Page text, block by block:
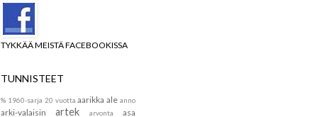
TYKKÄÄ MEISTÄ FACEBOOKISSA
TUNNISTEET
% 1960-sarja 20 vuotta aarikka ale anno
arki-valaisin artek arvonta asa